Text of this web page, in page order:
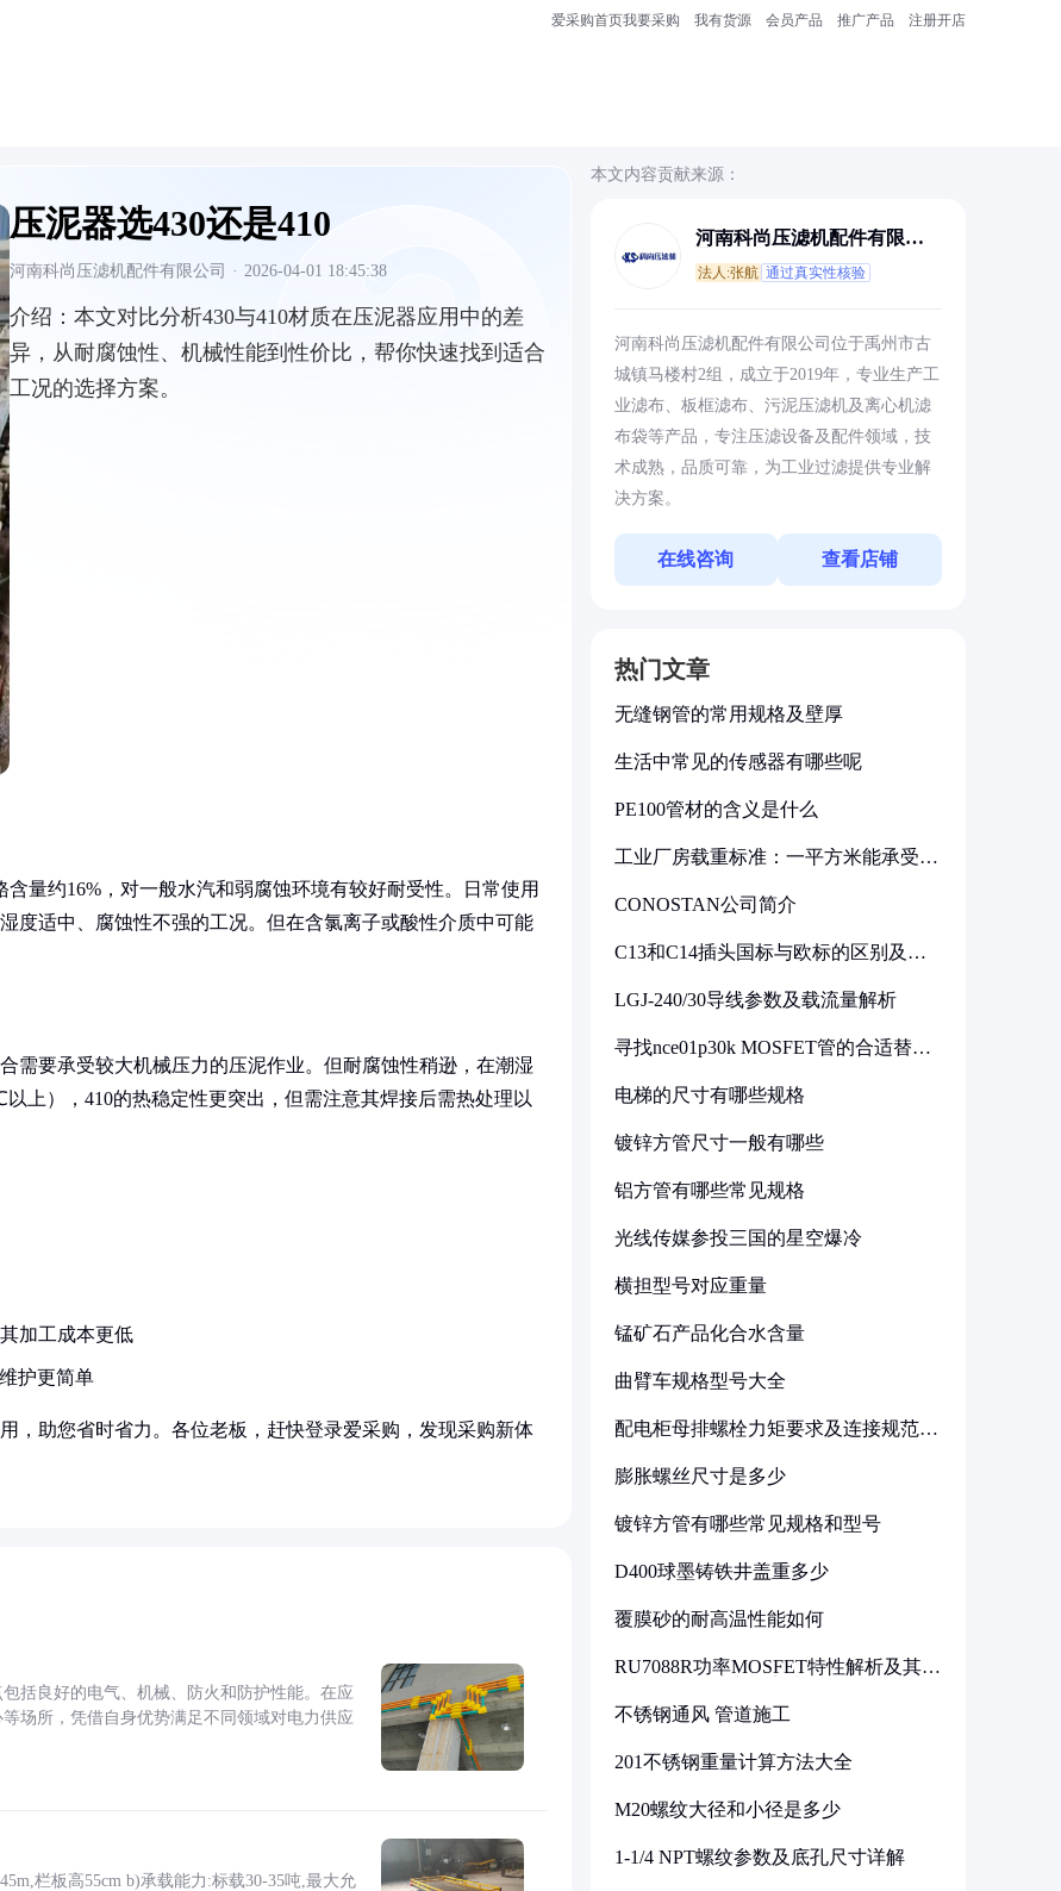
爱采购首页我要采购 我有货源 会员产品 推广产品 注册开店
压泥器选430还是410
河南科尚压滤机配件有限公司 · 2026-04-01 18:45:38
介绍： 本文对比分析430与410材质在压泥器应用中的差
异，从耐腐蚀性、机械性能到性价比，帮你快速找到适合
工况的选择方案。
量约16%，对一般水汽和弱腐蚀环境有较好耐受性。日常使用
度适中、腐蚀性不强的工况。但在含氯离子或酸性介质中可能
需要承受较大机械压力的压泥作业。但耐腐蚀性稍逊，在潮湿
上），410的热稳定性更突出，但需注意其焊接后需热处理以
加工成本更低
护更简单
，助您省时省力。各位老板，赶快登录爱采购，发现采购新体
括良好的电气、机械、防火和防护性能。在应
场所，凭借自身优势满足不同领域对电力供应
栏板高55cm b)承载能力:标载30-35吨,最大允
本文内容贡献来源：
河南科尚压滤机配件有限公
法人:张航 通过真实性核验
河南科尚压滤机配件有限公司位于禹州市古
城镇马楼村2组，成立于2019年，专业生产工
业滤布、板框滤布、污泥压滤机及离心机滤
布袋等产品，专注压滤设备及配件领域，技
术成熟，品质可靠，为工业过滤提供专业解
决方案。
在线咨询 查看店铺
热门文章
无缝钢管的常用规格及壁厚
生活中常见的传感器有哪些呢
PE100管材的含义是什么
工业厂房载重标准：一平方米能承受多
CONOSTAN公司简介
C13和C14插头国标与欧标的区别及其
LGJ-240/30导线参数及载流量解析
寻找nce01p30k MOSFET管的合适替代
电梯的尺寸有哪些规格
镀锌方管尺寸一般有哪些
铝方管有哪些常见规格
光线传媒参投三国的星空爆冷
横担型号对应重量
锰矿石产品化合水含量
曲臂车规格型号大全
配电柜母排螺栓力矩要求及连接规范详
膨胀螺丝尺寸是多少
镀锌方管有哪些常见规格和型号
D400球墨铸铁井盖重多少
覆膜砂的耐高温性能如何
RU7088R功率MOSFET特性解析及其在
不锈钢通风 管道施工
201不锈钢重量计算方法大全
M20螺纹大径和小径是多少
1-1/4 NPT螺纹参数及底孔尺寸详解